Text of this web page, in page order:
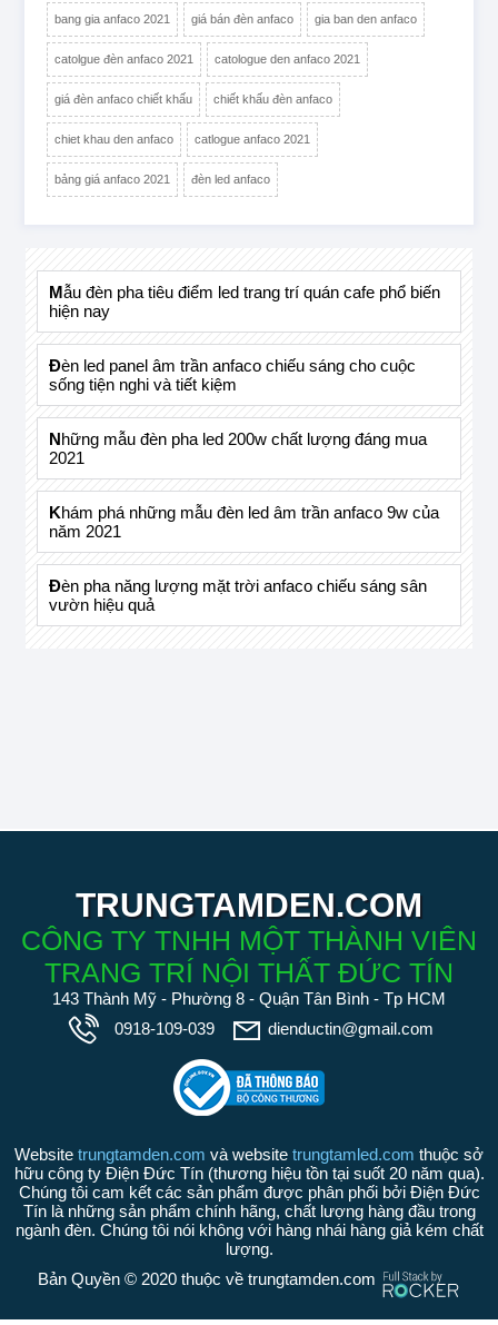
bang gia anfaco 2021 giá bán đèn anfaco gia ban den anfaco
catolgue đèn anfaco 2021 catologue den anfaco 2021
giá đèn anfaco chiết khấu chiết khấu đèn anfaco
chiet khau den anfaco catlogue anfaco 2021
bảng giá anfaco 2021 đèn led anfaco
mẫu đèn pha tiêu điểm led trang trí quán cafe phổ biến
hiện nay
đèn led panel âm trần anfaco chiếu sáng cho cuộc
sống tiện nghi và tiết kiệm
những mẫu đèn pha led 200w chất lượng đáng mua
2021
khám phá những mẫu đèn led âm trần anfaco 9w của
năm 2021
đèn pha năng lượng mặt trời anfaco chiếu sáng sân
vườn hiệu quả
TRUNGTAMDEN.COM
CÔNG TY TNHH MỘT THÀNH VIÊN
TRANG TRÍ NỘI THẤT ĐỨC TÍN
143 Thành Mỹ - Phường 8 - Quận Tân Bình - Tp HCM
0918-109-039
dienductin@gmail.com
Website trungtamden.com và website trungtamled.com thuộc sở
hữu công ty Điện Đức Tín (thương hiệu tồn tại suốt 20 năm qua).
Chúng tôi cam kết các sản phẩm được phân phối bởi Điện Đức
Tín là những sản phẩm chính hãng, chất lượng hàng đầu trong
ngành đèn. Chúng tôi nói không với hàng nhái hàng giả kém chất
lượng.
Bản Quyền © 2020 thuộc về trungtamden.com